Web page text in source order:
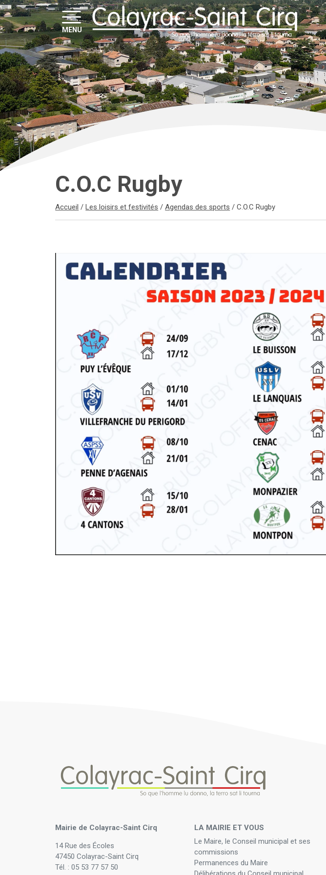
MENU
C.O.C Rugby
Accueil /Les loisirs et festivités /Agendas des sports /C.O.C Rugby
Mairie de Colayrac-Saint Cirq
14 Rue des Écoles
47450 Colayrac-Saint Cirq
Tél. : 05 53 77 57 50
LA MAIRIE ET VOUS
Le Maire, le Conseil municipal et ses
commissions
Permanences du Maire